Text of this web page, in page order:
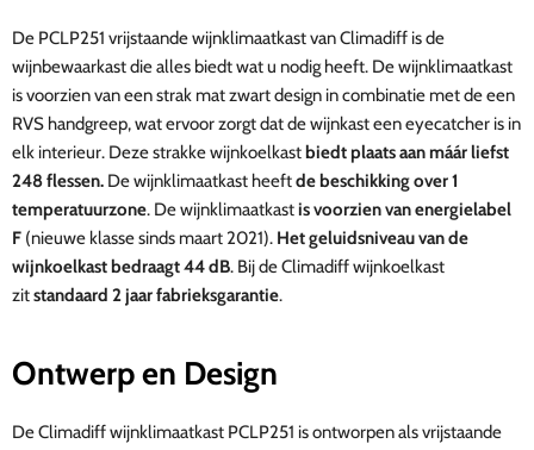
De PCLP251 vrijstaande wijnklimaatkast van Climadiff is de
wijnbewaarkast die alles biedt wat u nodig heeft. De wijnklimaatkast
is voorzien van een strak mat zwart design in combinatie met de een
RVS handgreep, wat ervoor zorgt dat de wijnkast een eyecatcher is in
elk interieur. Deze strakke wijnkoelkastbiedt plaats aan máár liefst
248 flessen. De wijnklimaatkast heeftde beschikking over 1
temperatuurzone. De wijnklimaatkastis voorzien van energielabel
F (nieuwe klasse sinds maart 2021). Het geluidsniveau van de
wijnkoelkastbedraagt 44 dB. Bij de Climadiff wijnkoelkast
zitstandaard 2 jaar fabrieksgarantie.
Ontwerp en Design
De Climadiff wijnklimaatkast PCLP251 is ontworpen als vrijstaande